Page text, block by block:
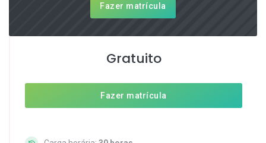
Fazer matrícula
Gratuito
Fazer matrícula